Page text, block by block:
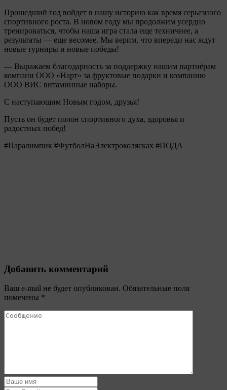
Прошедший год войдет в нашу историю как время серьезного
спортивного роста. В новом году мы продолжим усердно
тренироваться, чтобы наша игра стала еще техничнее, а
результаты — еще весомее. Мы верим, что впереди нас ждут
новые турниры и новые победы!
— Выражаем благодарность за поддержку нашим партнёрам
компани ООО «Нарт» за фруктовые подарки и компанию
ООО ВИС витаминные наборы.
С наступающим Новым годом, друзья!
Пусть он будет полон спортивного духа, здоровья и
радостных побед!
#Паралимпик #ФутболНаЭлектроколясках #ПОДА
Добавить комментарий
Ваш e-mail не будет опубликован. Обязательные поля
помечены *